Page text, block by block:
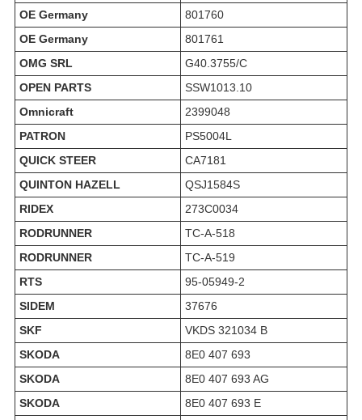
OE Germany
801760
OE Germany
801761
OMG SRL
G40.3755/C
OPEN PARTS
SSW1013.10
Omnicraft
2399048
PATRON
PS5004L
QUICK STEER
CA7181
QUINTON HAZELL
QSJ1584S
RIDEX
273C0034
RODRUNNER
TC-A-518
RODRUNNER
TC-A-519
RTS
95-05949-2
SIDEM
37676
SKF
VKDS 321034 B
SKODA
8E0 407 693
SKODA
8E0 407 693 AG
SKODA
8E0 407 693 E